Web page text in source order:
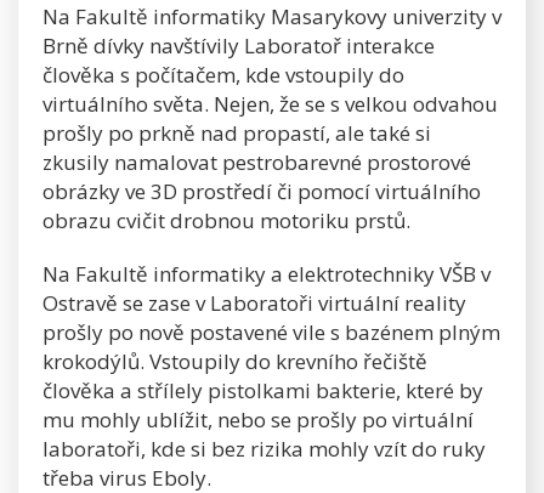
Na Fakultě informatiky Masarykovy univerzity v
Brně dívky navštívily Laboratoř interakce
člověka s počítačem, kde vstoupily do
virtuálního světa. Nejen, že se s velkou odvahou
prošly po prkně nad propastí, ale také si
zkusily namalovat pestrobarevné prostorové
obrázky ve 3D prostředí či pomocí virtuálního
obrazu cvičit drobnou motoriku prstů.
Na Fakultě informatiky a elektrotechniky VŠB v
Ostravě se zase v Laboratoři virtuální reality
prošly po nově postavené vile s bazénem plným
krokodýlů. Vstoupily do krevního řečiště
člověka a střílely pistolkami bakterie, které by
mu mohly ublížit, nebo se prošly po virtuální
laboratoři, kde si bez rizika mohly vzít do ruky
třeba virus Eboly.